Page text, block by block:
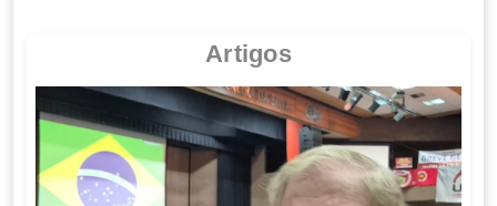
Artigos